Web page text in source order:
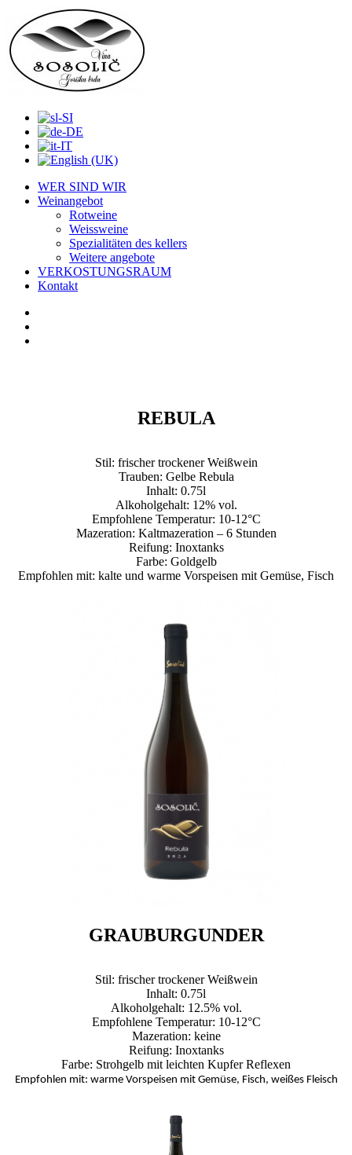
WER SIND WIR
Weinangebot
Rotweine
Weissweine
Spezialitäten des kellers
Weitere angebote
VERKOSTUNGSRAUM
Kontakt
REBULA
Stil: frischer trockener Weißwein
Trauben: Gelbe Rebula
Inhalt: 0.75l
Alkoholgehalt: 12% vol.
Empfohlene Temperatur: 10-12°C
Mazeration: Kaltmazeration – 6 Stunden
Reifung: Inoxtanks
Farbe: Goldgelb
Empfohlen mit: kalte und warme Vorspeisen mit Gemüse, Fisch
GRAUBURGUNDER
Stil: frischer trockener Weißwein
Inhalt: 0.75l
Alkoholgehalt: 12.5% vol.
Empfohlene Temperatur: 10-12°C
Mazeration: keine
Reifung: Inoxtanks
Farbe: Strohgelb mit leichten Kupfer Reflexen
Empfohlen mit: warme Vorspeisen mit Gemüse, Fisch, weißes Fleisch